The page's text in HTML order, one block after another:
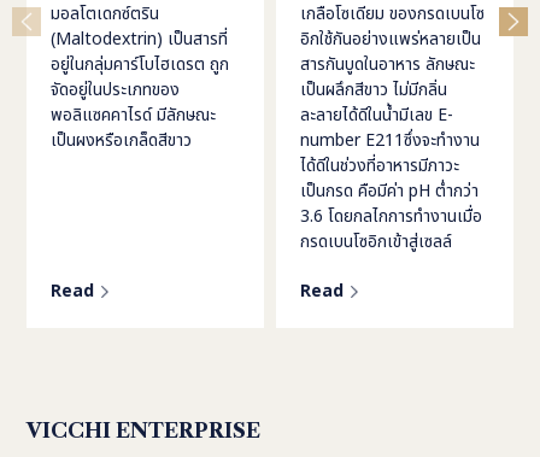
มอลโตเดกซ์ตริน
(Maltodextrin) เป็นสารที่
อยู่ในกลุ่มคาร์โบไฮเดรต ถูก
จัดอยู่ในประเภทของ
พอลิแซคคาไรด์ มีลักษณะ
เป็นผงหรือเกล็ดสีขาว
Read
เกลือโซเดียม ของกรดเบนโซ
อิกใช้กันอย่างแพร่หลายเป็น
สารกันบูดในอาหาร ลักษณะ
เป็นผลึกสีขาว ไม่มีกลิ่น
ละลายได้ดีในน้ำมีเลข E-
number E211ซึ่งจะทำงาน
ได้ดีในช่วงที่อาหารมีภาวะ
เป็นกรด คือมีค่า pH ต่ำกว่า
3.6 โดยกลไกการทำงานเมื่อ
กรดเบนโซอิกเข้าสู่เซลล์
Read
VICCHI ENTERPRISE